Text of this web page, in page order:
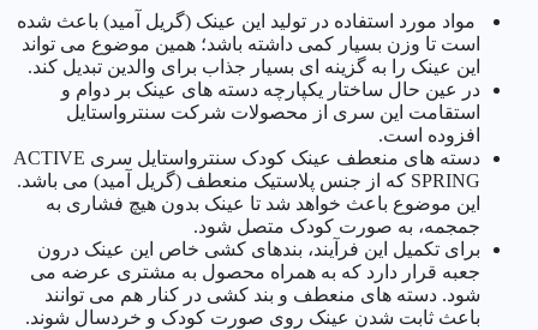
مواد مورد استفاده در تولید این عینک (گریل آمید) باعث شده
است تا وزن بسیار کمی داشته باشد؛ همین موضوع می تواند
این عینک را به گزینه ای بسیار جذاب برای والدین تبدیل کند.
در عین حال ساختار یکپارچه دسته های عینک بر دوام و
استقامت این سری از محصولات شرکت سنترواستایل
افزوده است.
دسته های منعطف عینک کودک سنترواستایل سری ACTIVE
SPRING که از جنس پلاستیک منعطف (گریل آمید) می باشد.
این موضوع باعث خواهد شد تا عینک بدون هیچ فشاری به
جمجمه، به صورت کودک متصل شود.
برای تکمیل این فرآیند، بندهای کشی خاص این عینک درون
جعبه قرار دارد که به همراه محصول به مشتری عرضه می
شود. دسته های منعطف و بند کشی در کنار هم می توانند
باعث ثابت شدن عینک روی صورت کودک و خردسال شوند.